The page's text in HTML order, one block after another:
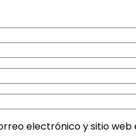
electrónico y sitio